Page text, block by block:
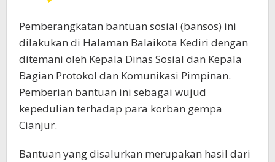
Pemberangkatan bantuan sosial (bansos) ini
dilakukan di Halaman Balaikota Kediri dengan
ditemani oleh Kepala Dinas Sosial dan Kepala
Bagian Protokol dan Komunikasi Pimpinan.
Pemberian bantuan ini sebagai wujud
kepedulian terhadap para korban gempa
Cianjur.
Bantuan yang disalurkan merupakan hasil dari